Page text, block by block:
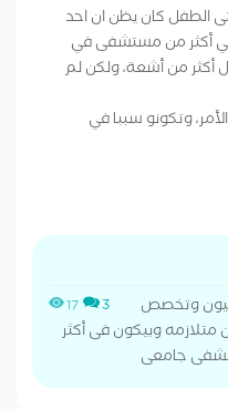
الطفل كان يظن ان احد
في أكثر من مستشفى في
من أشعة، ولكن لم
وتكونو سببا في
17 3
وتخصص
وبيكون فى أكثر
جامعى